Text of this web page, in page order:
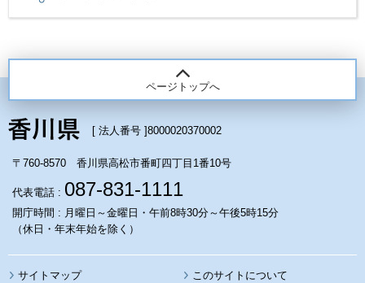
ページトップへ
[ 法人番号 ]8000020370002
〒760-8570 香川県高松市番町四丁目1番10号
代表電話 : 087-831-1111
開庁時間 : 月曜日～金曜日・午前8時30分～午後5時15分
（休日・年末年始を除く）
サイトマップ このサイトについて